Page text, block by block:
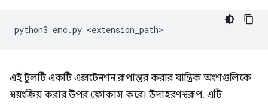
python3 emc.py
এই টুলটি একটি এক্সটেনশন রূপান্তর করার যান্ত্রিক অংশগুলিকে
স্বয়ংক্রিয় করার উপর ফোকাস করে। উদাহরণস্বরূপ, এটি